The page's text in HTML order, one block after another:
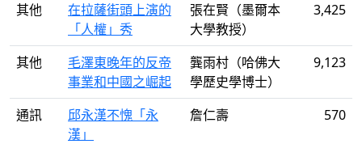
其他
在拉薩街頭上演的
「人權」秀
張在賢（墨爾本
大學教授）
3,425
其他
毛澤東晚年的反帝
事業和中國之崛起
龔雨村（哈佛大
學歷史學博士）
9,123
通訊
邱永漢不愧「永
漢」
詹仁壽 570